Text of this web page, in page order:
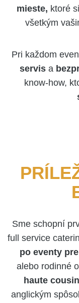
mieste, ktoré
všetkým
Pri každom
servisa
know-how,
Sme schopní
full service
po eventy
alebo rodinné
haute
anglickým